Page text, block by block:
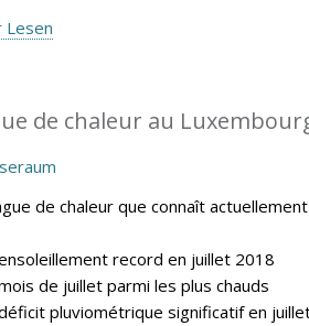
Lesen
de chaleur au
de chaleur que connaît
record en juillet 2018
de juillet parmi les plus chauds
pluviométrique significatif en